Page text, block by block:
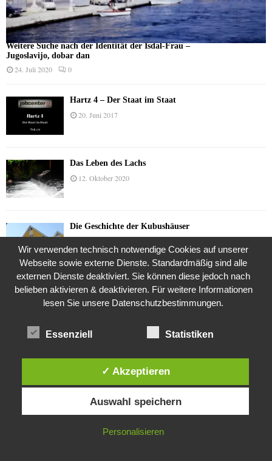
Weitere Suche nach der Identität der Isdal-Frau –
Jugoslavijo, dobar dan
24. Juli 2020 0
Hartz 4 – Der Staat im Staat
20. Juni 2017
Das Leben des Lachs
12. Oktober 2020
Die Geschichte der Kubushäuser
Was ist denn das? -Mars „SOL 735“ Rover Curiosity
24. November 2015
3. November 2019
Die Straße radikalisiert jeden Tag ein Stückchen
Diese Website verwendet Cookies. Durch die weitere Nutzung dieser
Website stimmst du der Verwendung von Cookies zu.
IN ORDNUNG
Wir verwenden technisch notwendige Cookies auf unserer
Webseite sowie externe Dienste. Standardmäßig sind alle
externen Dienste deaktiviert. Sie können diese jedoch nach
belieben aktivieren & deaktivieren. Für weitere Informationen
lesen Sie unsere Datenschutzbestimmungen.
Essenziell Statistiken
✓ Akzeptieren
Auswahl speichern
Personalisieren